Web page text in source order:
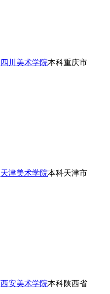
四川美术学院本科重庆市
天津美术学院本科天津市
西安美术学院本科陕西省